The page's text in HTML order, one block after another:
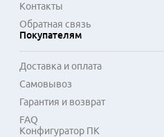
Контакты
Обратная связь
Покупателям
Доставка и оплата
Самовывоз
Гарантия и возврат
FAQ
Конфигуратор ПК